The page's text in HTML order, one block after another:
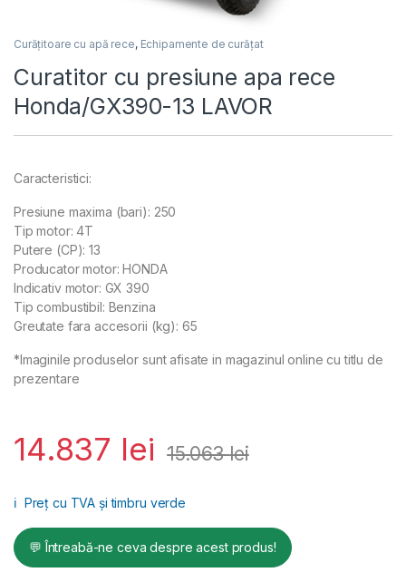
Curățitoare cu apă rece, Echipamente de curățat
Curatitor cu presiune apa rece
Honda/GX390-13 LAVOR
Caracteristici:
Presiune maxima (bari): 250
Tip motor: 4T
Putere (CP): 13
Producator motor: HONDA
Indicativ motor: GX 390
Tip combustibil: Benzina
Greutate fara accesorii (kg): 65
*Imaginile produselor sunt afisate in magazinul online cu titlu de
prezentare
14.837 lei 15.063lei
ℹ️ Preț cu TVA și timbru verde
💬 Întreabă-ne ceva despre acest produs!